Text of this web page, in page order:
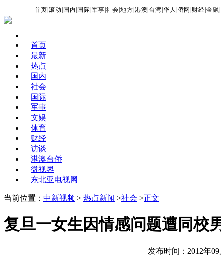
首页 |滚动 国内 国际 |军事 |社会 |地方 |港澳 台湾 |华人 |侨网 财经 |金融 |
首页
最新
热点
国内
社会
国际
军事
文娱
体育
财经
访谈
港澳台侨
微视界
东北亚电视网
当前位置： 中新视频 > 热点新闻 >社会 >正文
复旦一女生因情感问题遭同校
发布时间：2012年09